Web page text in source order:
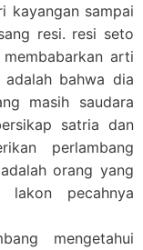
kayangan sampai
resi. resi seto
arti
bahwa dia
masih saudara
satria dan
perlambang
orang yang
lakon pecahnya
mengetahui